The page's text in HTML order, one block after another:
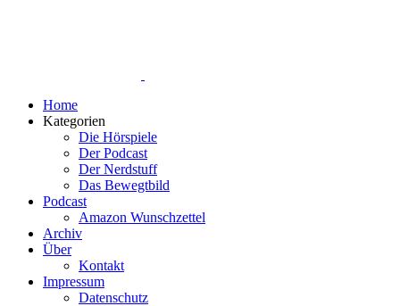
Home
Kategorien
Die Hörspiele
Der Podcast
Der Nerdstuff
Das Bewegtbild
Podcast
Amazon Wunschzettel
Archiv
Über
Kontakt
Impressum
Datenschutz